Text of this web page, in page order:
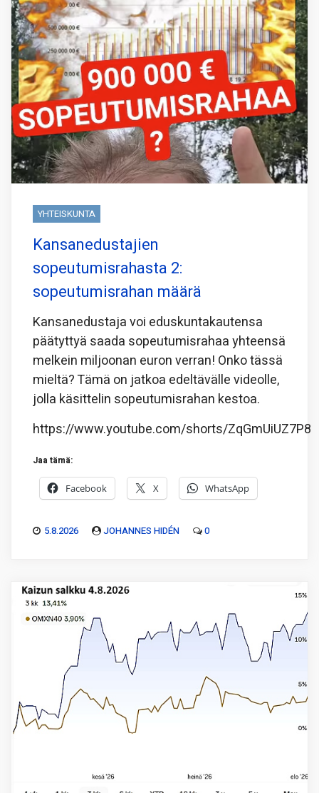
YHTEISKUNTA
Kansanedustajien
sopeutumisrahasta 2:
sopeutumisrahan määrä
Kansanedustaja voi eduskuntakautensa
päätyttyä saada sopeutumisrahaa yhteensä
melkein miljoonan euron verran! Onko tässä
mieltä? Tämä on jatkoa edeltävälle videolle,
jolla käsittelin sopeutumisrahan kestoa.
https://www.youtube.com/shorts/ZqGmUiUZ7P8
Jaa tämä:
Facebook X WhatsApp
5.8.2026 JOHANNES HIDÉN 0